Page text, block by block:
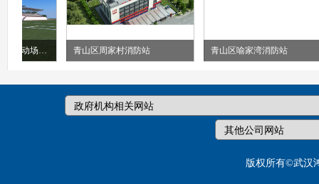
武汉市常青第一中学运动场看台 青山区周家村消防站 青山区喻家湾消防站
版权所有©武汉